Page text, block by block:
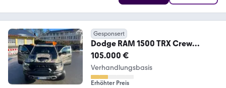
Gesponsert
Dodge RAM 1500 TRX Crew
Cab4x4, 6,2L Hemi Supercharger
105.000 €
Verhandlungsbasis
Erhöhter Preis